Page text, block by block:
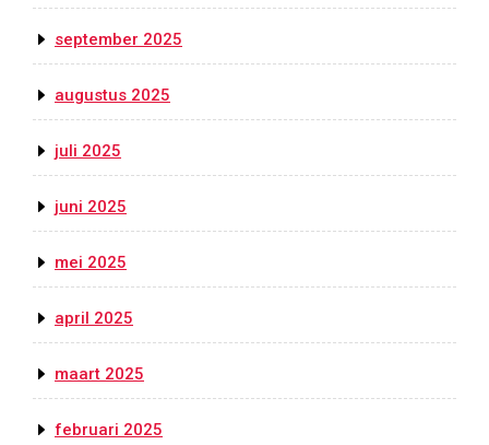
september 2025
augustus 2025
juli 2025
juni 2025
mei 2025
april 2025
maart 2025
februari 2025